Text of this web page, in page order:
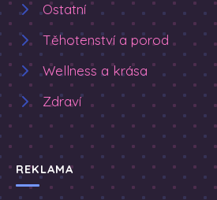
Ostatní
Těhotenství a porod
Wellness a krása
Zdraví
REKLAMA